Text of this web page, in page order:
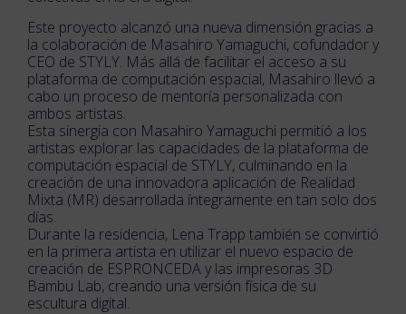
Este proyecto alcanzó una nueva dimensión gracias a
la colaboración de Masahiro Yamaguchi, cofundador y
CEO de STYLY. Más allá de facilitar el acceso a su
plataforma de computación espacial, Masahiro llevó a
cabo un proceso de mentoría personalizada con
ambos artistas.
Esta sinergia con Masahiro Yamaguchi permitió a los
artistas explorar las capacidades de la plataforma de
computación espacial de STYLY, culminando en la
creación de una innovadora aplicación de Realidad
Mixta (MR) desarrollada íntegramente en tan solo dos
días.
Durante la residencia, Lena Trapp también se convirtió
en la primera artista en utilizar el nuevo espacio de
creación de ESPRONCEDA y las impresoras 3D
Bambu Lab, creando una versión física de su
escultura digital.